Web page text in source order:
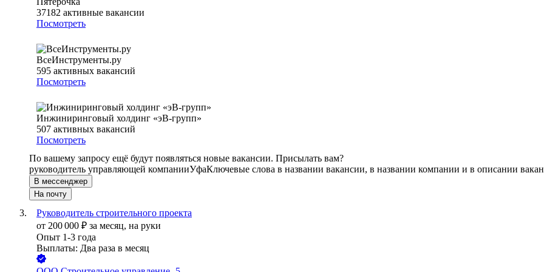
37182 активные вакансии
Посмотреть
ВсеИнструменты.ру
595 активных вакансий
Посмотреть
Инжиниринговый холдинг «эВ-групп»
507 активных вакансий
Посмотреть
По вашему запросу ещё будут появляться новые вакансии. Присылать вам?
руководитель управляющей компанииУфаКлючевые слова в названии вакансии, в названии компании и в описании
В мессенджер
На почту
Руководитель строительного проекта
от 200 000 ₽ за месяц, на руки
Опыт 1-3 года
Выплаты: Два раза в месяц